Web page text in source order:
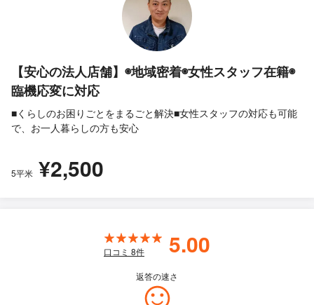
【安心の法人店舗】◉地域密着◉女性スタッフ在籍◉
臨機応変に対応
■くらしのお困りごとをまるごと解決■女性スタッフの対応も可能
で、お一人暮らしの方も安心
5平米 ¥2,500
口コミ 8件 5.00
返答の速さ